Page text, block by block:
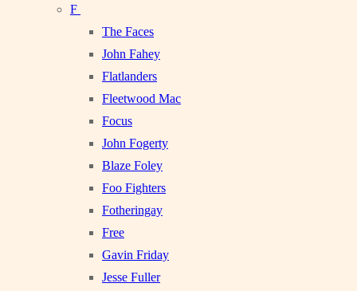
F
The Faces
John Fahey
Flatlanders
Fleetwood Mac
Focus
John Fogerty
Blaze Foley
Foo Fighters
Fotheringay
Free
Gavin Friday
Jesse Fuller